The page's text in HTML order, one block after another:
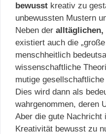
bewusst kreativ zu
unbewussten Mustern
Neben der alltäglichen,
existiert auch die
menschheitlich
wissenschaftliche
mutige
Dies wird dann als
wahrgenommen, deren
Aber die gute Nachricht
Kreativität bewusst zu